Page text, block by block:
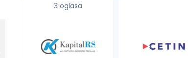
3 oglasa